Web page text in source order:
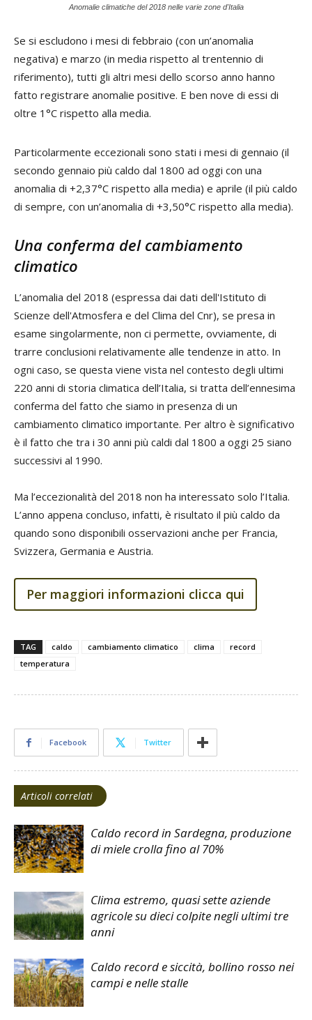
Anomalie climatiche del 2018 nelle varie zone d'Italia
Se si escludono i mesi di febbraio (con un’anomalia
negativa) e marzo (in media rispetto al trentennio di
riferimento), tutti gli altri mesi dello scorso anno hanno
fatto registrare anomalie positive. E ben nove di essi di
oltre 1°C rispetto alla media.
Particolarmente eccezionali sono stati i mesi di gennaio (il
secondo gennaio più caldo dal 1800 ad oggi con una
anomalia di +2,37°C rispetto alla media) e aprile (il più caldo
di sempre, con un’anomalia di +3,50°C rispetto alla media).
Una conferma del cambiamento
climatico
L’anomalia del 2018 (espressa dai dati dell'Istituto di
Scienze dell'Atmosfera e del Clima del Cnr), se presa in
esame singolarmente, non ci permette, ovviamente, di
trarre conclusioni relativamente alle tendenze in atto. In
ogni caso, se questa viene vista nel contesto degli ultimi
220 anni di storia climatica dell’Italia, si tratta dell’ennesima
conferma del fatto che siamo in presenza di un
cambiamento climatico importante. Per altro è significativo
è il fatto che tra i 30 anni più caldi dal 1800 a oggi 25 siano
successivi al 1990.
Ma l’eccezionalità del 2018 non ha interessato solo l’Italia.
L’anno appena concluso, infatti, è risultato il più caldo da
quando sono disponibili osservazioni anche per Francia,
Svizzera, Germania e Austria.
Per maggiori informazioni clicca qui
TAG caldo cambiamento climatico clima
record
temperatura
Facebook Twitter
Articoli correlati
Caldo record in Sardegna, produzione
di miele crolla fino al 70%
Clima estremo, quasi sette aziende
agricole su dieci colpite negli ultimi tre
anni
Caldo record e siccità, bollino rosso nei
campi e nelle stalle